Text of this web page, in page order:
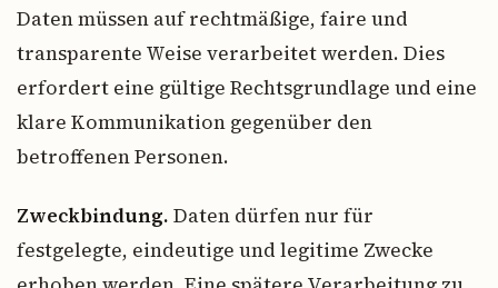
Daten müssen auf rechtmäßige, faire und
transparente Weise verarbeitet werden. Dies
erfordert eine gültige Rechtsgrundlage und eine
klare Kommunikation gegenüber den
betroffenen Personen.
Zweckbindung. Daten dürfen nur für
festgelegte, eindeutige und legitime Zwecke